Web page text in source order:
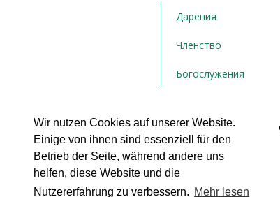
Wir nutzen Cookies auf unserer Website.
Einige von ihnen sind essenziell für den
Betrieb der Seite, während andere uns
helfen, diese Website und die
Nutzererfahrung zu verbessern. Mehr lesen
Дарения
Членство
Богослужения
Bulgarische orthodoxe Kirchengemeinde "Die
Hamburg e.V.
Postfach 71 02 21
22162 Hamburg
Tel.: + ‭49 176 358 143 43‬